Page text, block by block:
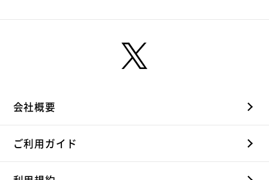
会社概要
ご利用ガイド